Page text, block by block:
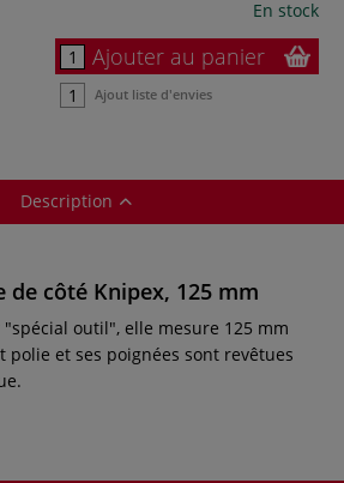
En stock
Ajouter au panier
Ajout liste d'envies
Description
de côté Knipex, 125 mm
outil", elle mesure 125 mm
polie et ses poignées sont revêtues